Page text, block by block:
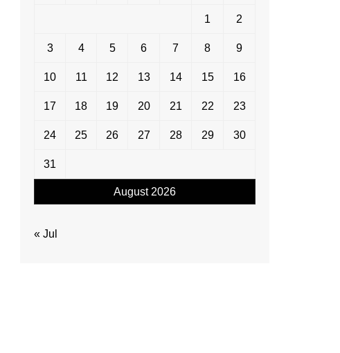
August 2026
1 2
3 4 5 6 7 8 9
10 11 12 13 14 15 16
17 18 19 20 21 22 23
24 25 26 27 28 29 30
31
« Jul